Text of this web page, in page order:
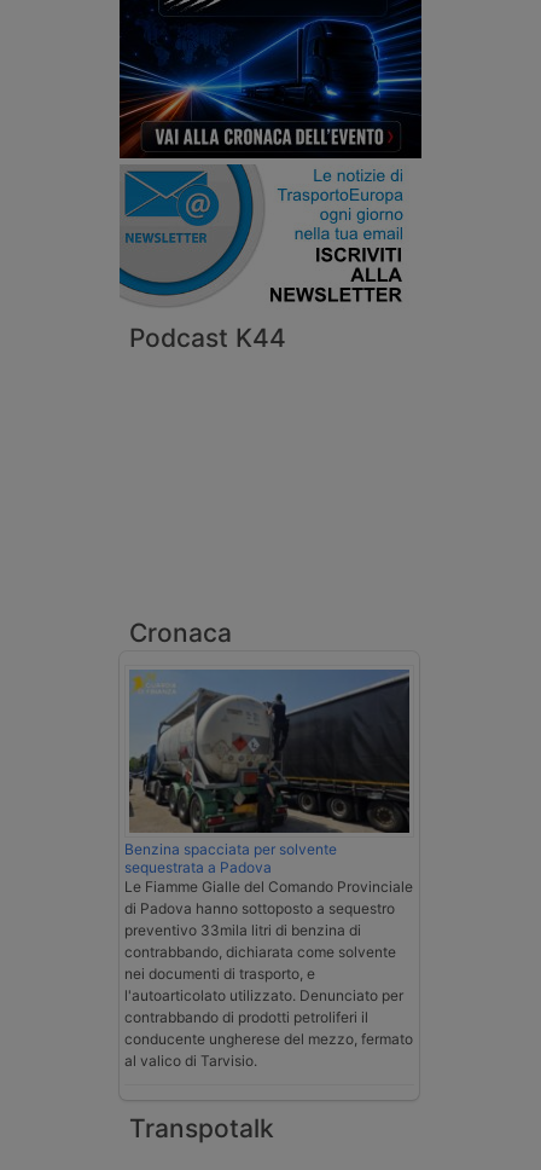
Podcast K44
Cronaca
Benzina spacciata per solvente
sequestrata a Padova
Le Fiamme Gialle del Comando Provinciale
di Padova hanno sottoposto a sequestro
preventivo 33mila litri di benzina di
contrabbando, dichiarata come solvente
nei documenti di trasporto, e
l'autoarticolato utilizzato. Denunciato per
contrabbando di prodotti petroliferi il
conducente ungherese del mezzo, fermato
al valico di Tarvisio.
Transpotalk